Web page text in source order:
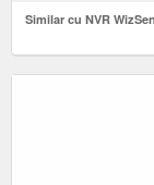
Similar cu NVR